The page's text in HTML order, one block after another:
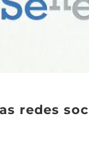
en Twitter
2019/20